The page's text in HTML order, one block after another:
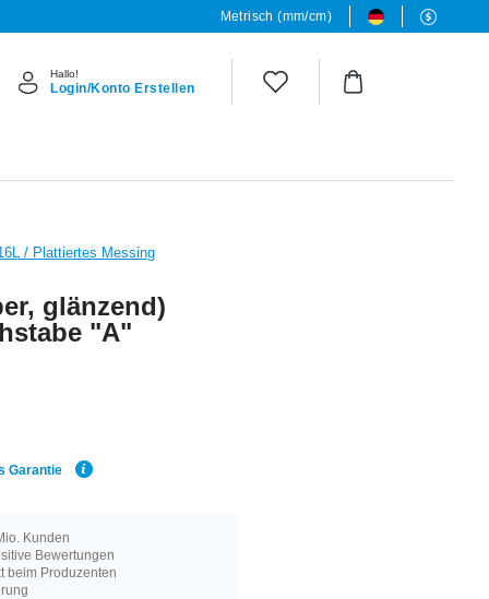
Metrisch (mm/cm)
Hallo!
Login/Konto Erstellen
/ Plattiertes Messing
glänzend)
"A"
Garantie
Kunden
Bewertungen
beim Produzenten